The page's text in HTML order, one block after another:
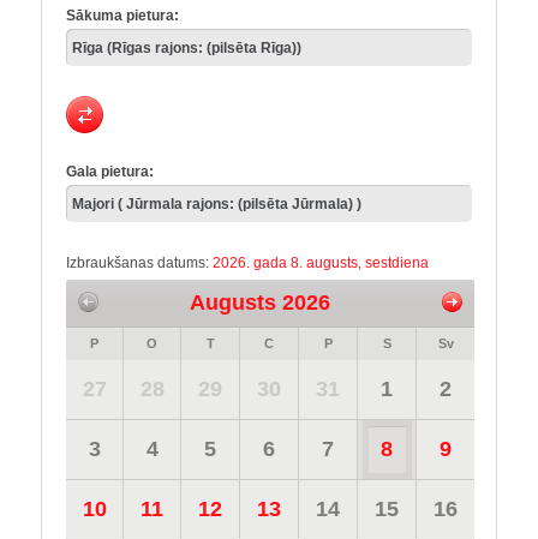
Sākuma pietura:
Gala pietura:
Izbraukšanas datums: 2026. gada 8. augusts, sestdiena
Augusts 2026
P O T C P S Sv
27 28 29 30 31 1 2
3 4 5 6 7 8 9
10 11 12 13 14 15 16